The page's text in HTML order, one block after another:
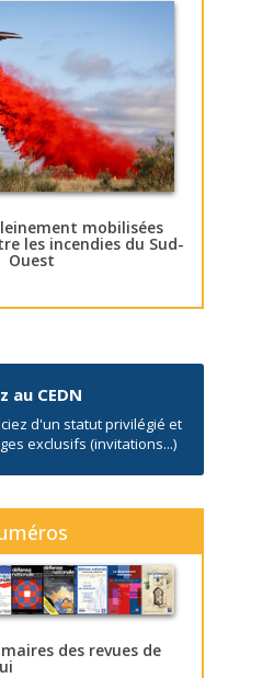
mobilisées
les incendies du Sud-
Ouest
au CEDN
d'un statut privilégié et
exclusifs (invitations...)
des revues de